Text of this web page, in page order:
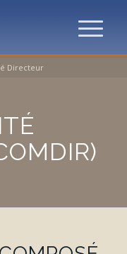
Directeur